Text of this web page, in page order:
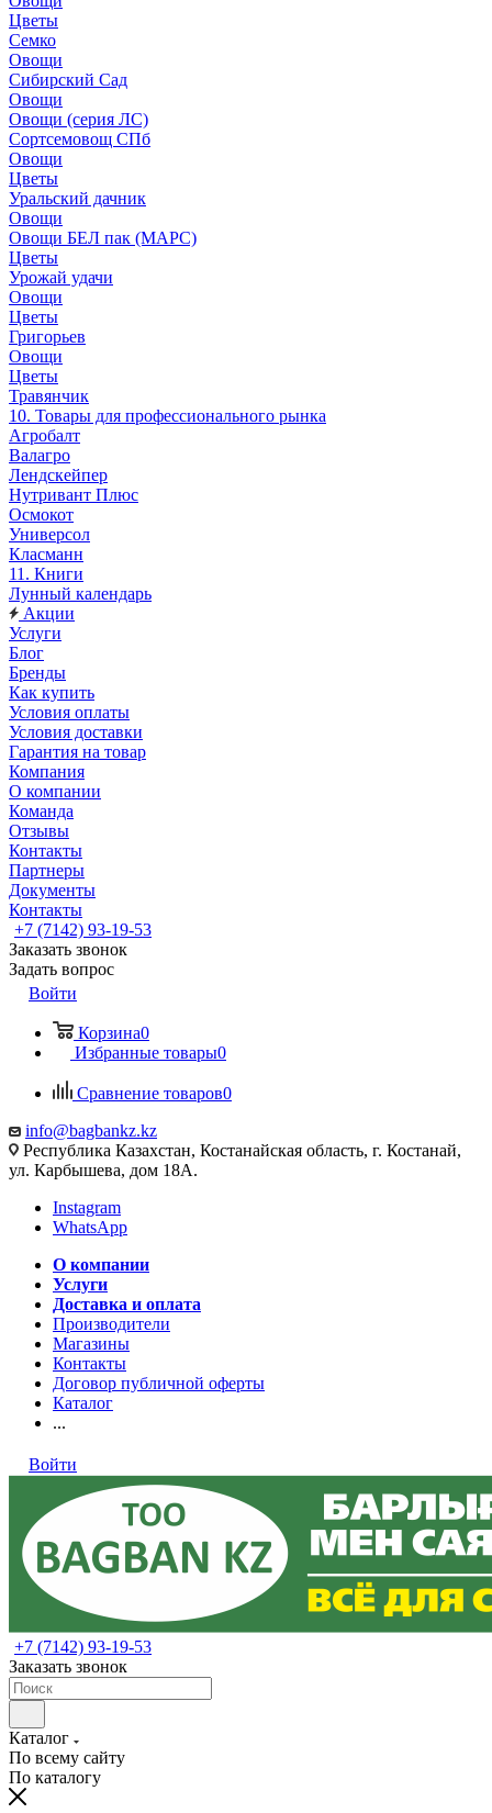
Цветы
Семко
Овощи
Сибирский Сад
Овощи
Овощи (серия ЛС)
Сортсемовощ СПб
Овощи
Цветы
Уральский дачник
Овощи
Овощи БЕЛ пак (МАРС)
Цветы
Урожай удачи
Овощи
Цветы
Григорьев
Овощи
Цветы
Травянчик
10. Товары для профессионального рынка
Агробалт
Валагро
Лендскейпер
Нутривант Плюс
Осмокот
Универсол
Класманн
11. Книги
Лунный календарь
Акции
Услуги
Блог
Бренды
Как купить
Условия оплаты
Условия доставки
Гарантия на товар
Компания
О компании
Команда
Отзывы
Контакты
Партнеры
Документы
Контакты
+7 (7142) 93-19-53
Заказать звонок
Задать вопрос
Войти
Корзина0
Избранные товары0
Сравнение товаров0
info@bagbankz.kz
Республика Казахстан, Костанайская область, г. Костанай,
ул. Карбышева, дом 18А.
Instagram
WhatsApp
О компании
Услуги
Доставка и оплата
Производители
Магазины
Контакты
Договор публичной оферты
Каталог
...
Войти
+7 (7142) 93-19-53
Заказать звонок
Каталог
По всему сайту
По каталогу